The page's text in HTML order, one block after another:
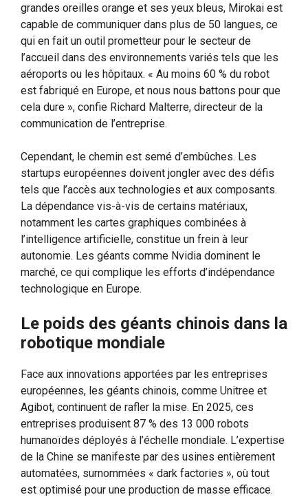
grandes oreilles orange et ses yeux bleus, Mirokai est
capable de communiquer dans plus de 50 langues, ce
qui en fait un outil prometteur pour le secteur de
l’accueil dans des environnements variés tels que les
aéroports ou les hôpitaux. « Au moins 60 % du robot
est fabriqué en Europe, et nous nous battons pour que
cela dure », confie Richard Malterre, directeur de la
communication de l’entreprise.
Cependant, le chemin est semé d’embûches. Les
startups européennes doivent jongler avec des défis
tels que l’accès aux technologies et aux composants.
La dépendance vis-à-vis de certains matériaux,
notamment les cartes graphiques combinées à
l’intelligence artificielle, constitue un frein à leur
autonomie. Les géants comme Nvidia dominent le
marché, ce qui complique les efforts d’indépendance
technologique en Europe.
Le poids des géants chinois dans la
robotique mondiale
Face aux innovations apportées par les entreprises
européennes, les géants chinois, comme Unitree et
Agibot, continuent de rafler la mise. En 2025, ces
entreprises produisent 87 % des 13 000 robots
humanoïdes déployés à l’échelle mondiale. L’expertise
de la Chine se manifeste par des usines entièrement
automatées, surnommées « dark factories », où tout
est optimisé pour une production de masse efficace.